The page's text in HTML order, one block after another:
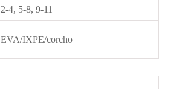
2-4, 5-8, 9-11
EVA/IXPE/corcho